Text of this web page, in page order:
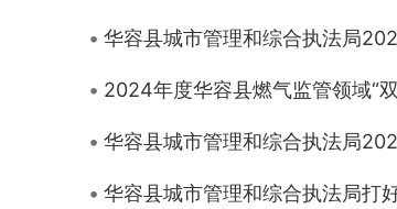
华容县城市管理和综合执法局
2024年度华容县燃气监管领域“
华容县城市管理和综合执法局
华容县城市管理和综合执法局打